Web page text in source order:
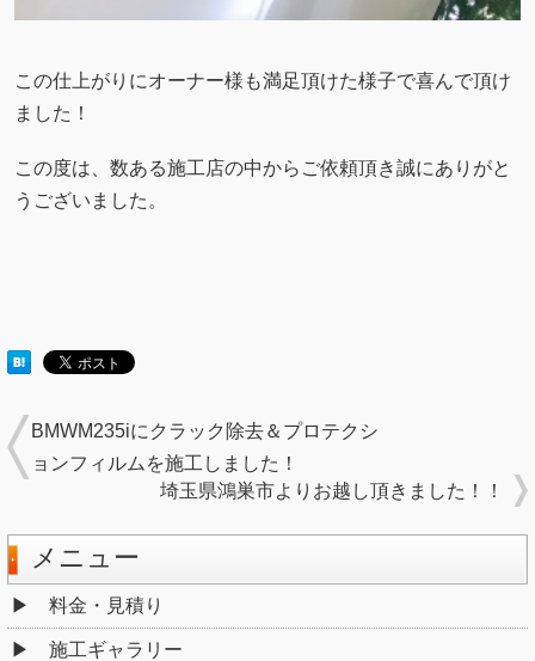
この仕上がりにオーナー様も満足頂けた様子で喜んで頂け
ました！
この度は、数ある施工店の中からご依頼頂き誠にありがと
うございました。
BMWM235iにクラック除去＆プロテクシ
ョンフィルムを施工しました！
埼玉県鴻巣市よりお越し頂きました！！
メニュー
料金・見積り
施工ギャラリー